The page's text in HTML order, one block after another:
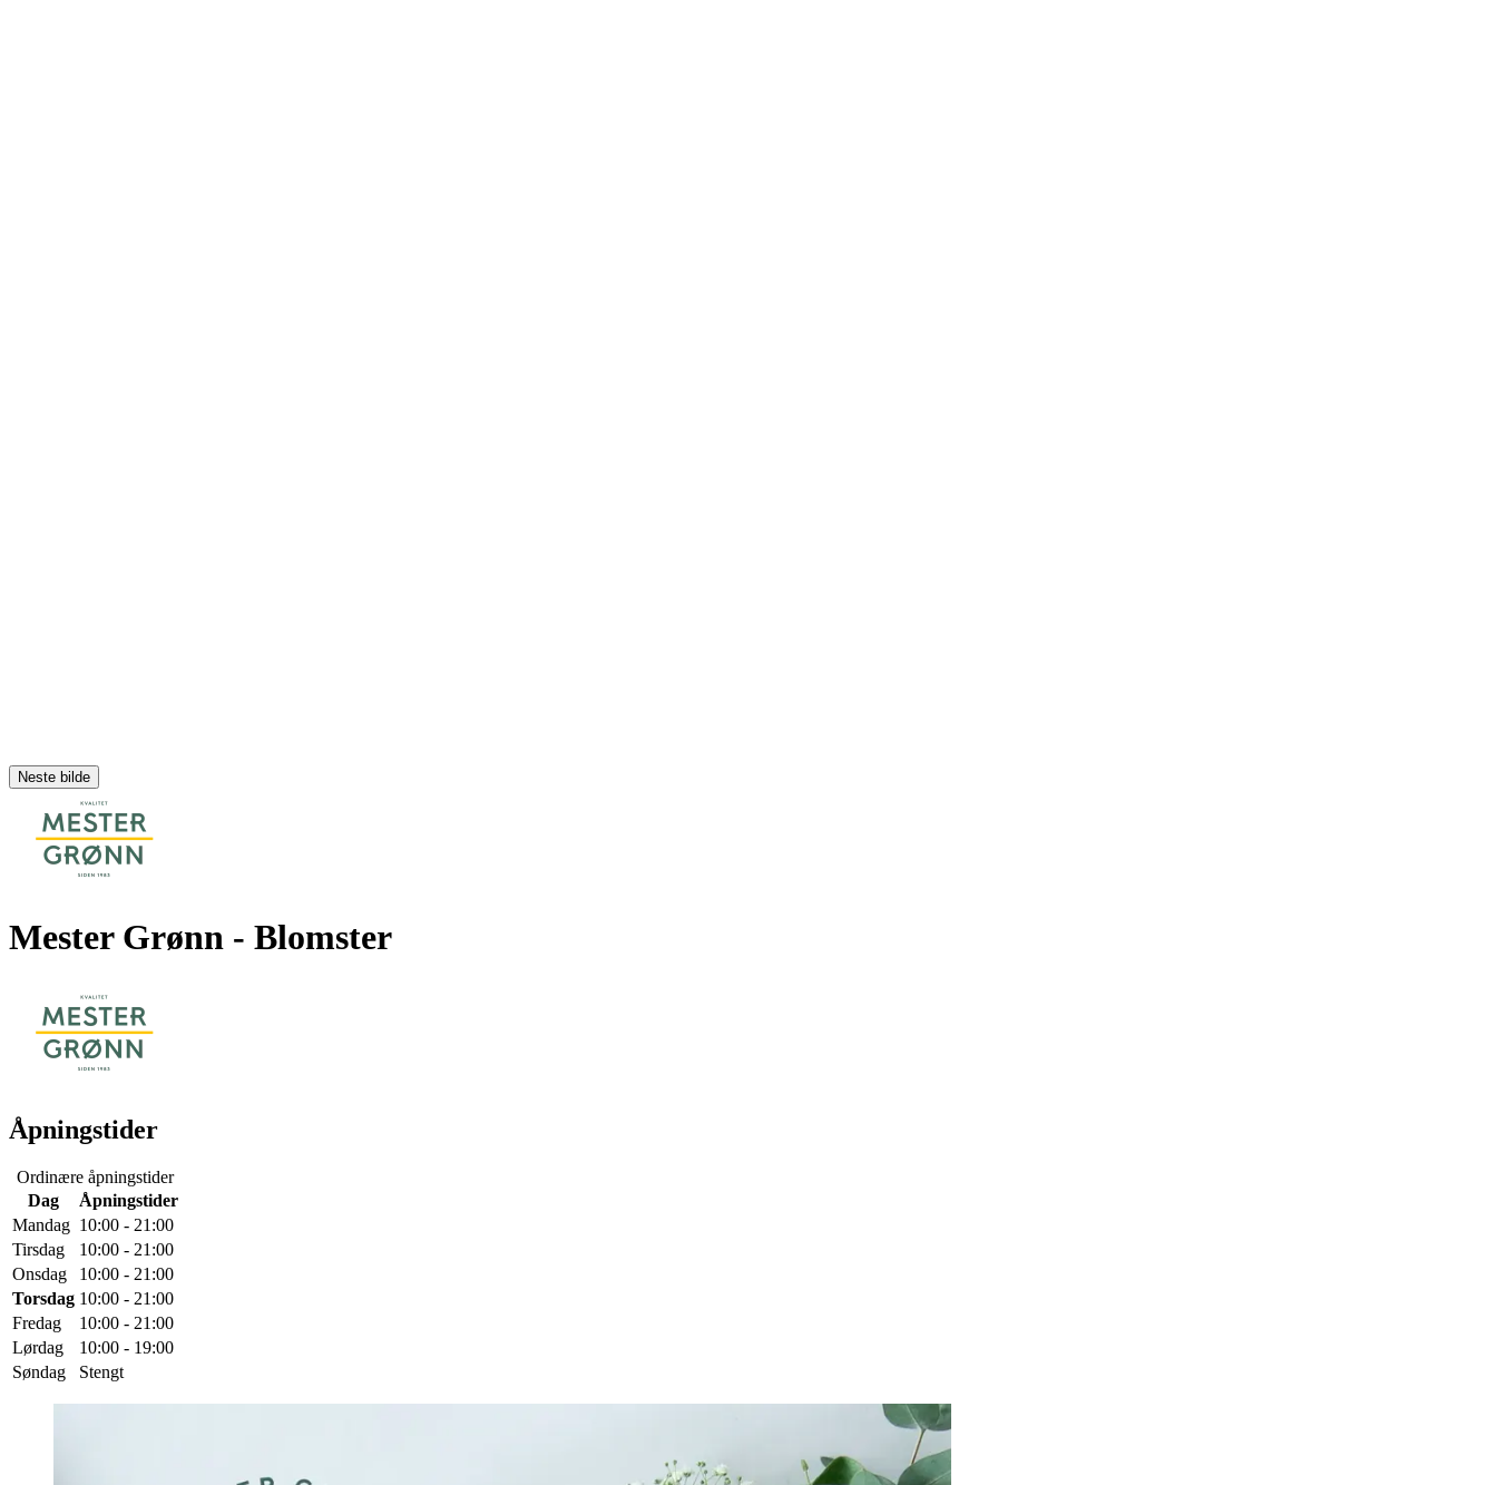
Neste bilde
Mester Grønn - Blomster
Åpningstider
Ordinære åpningstider
Dag
Åpningstider
Mandag 10:00 - 21:00
Tirsdag
10:00 - 21:00
Onsdag
10:00 - 21:00
Torsdag 10:00 - 21:00
Fredag
10:00 - 21:00
Lørdag
10:00 - 19:00
Søndag
Stengt